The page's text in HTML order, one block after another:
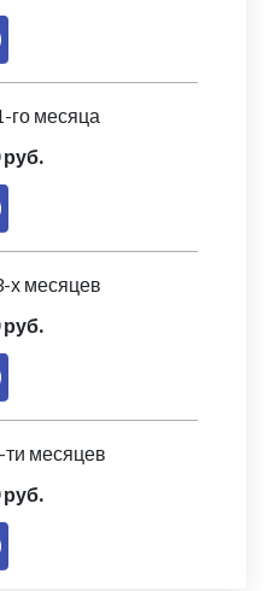
го месяца
руб.
х месяцев
руб.
месяцев
руб.